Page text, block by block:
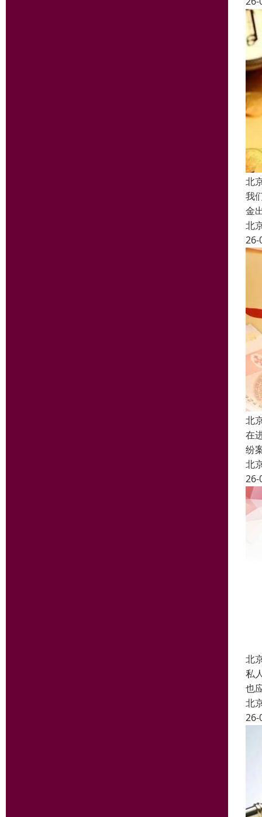
北
我
金
北
26-
北
在
纷
北
26-
北
私
也
北
26-